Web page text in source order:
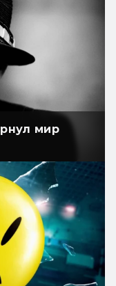
мир